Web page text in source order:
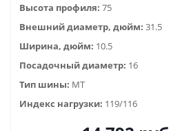
Высота профиля: 75
Внешний диаметр, дюйм: 31.5
Ширина, дюйм: 10.5
Посадочный диаметр: 16
Тип шины: MT
Индекс нагрузки: 119/116